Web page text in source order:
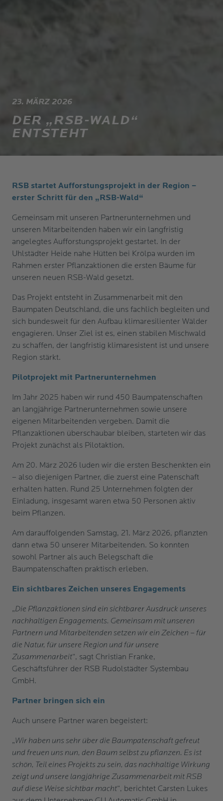
23. MÄRZ 2026
DER „RSB-WALD“
ENTSTEHT
RSB startet Aufforstungsprojekt in der Region –
erster Schritt für den „RSB-Wald“
Gemeinsam mit unseren Partnerunternehmen und
unseren Mitarbeitenden haben wir ein langfristig
angelegtes Aufforstungsprojekt gestartet. In der
Uhlstädter Heide nahe Hütten bei Krölpa wurden im
Rahmen erster Pflanzaktionen die ersten Bäume für
unseren neuen RSB-Wald gesetzt.
Das Projekt entsteht in Zusammenarbeit mit den
Baumpaten Deutschland, die uns fachlich begleiten und
sich bundesweit für den Aufbau klimaresilienter Wälder
engagieren. Unser Ziel ist es, einen stabilen Mischwald
zu schaffen, der langfristig klimaresistent ist und unsere
Region stärkt.
Pilotprojekt mit Partnerunternehmen
Im Jahr 2025 haben wir rund 450 Baumpatenschaften
an langjährige Partnerunternehmen sowie unsere
eigenen Mitarbeitenden vergeben. Damit die
Pflanzaktionen überschaubar bleiben, starteten wir das
Projekt zunächst als Pilotaktion.
Am 20. März 2026 luden wir die ersten Beschenkten ein
– also diejenigen Partner, die zuerst eine Patenschaft
erhalten hatten. Rund 25 Unternehmen folgten der
Einladung, insgesamt waren etwa 50 Personen aktiv
beim Pflanzen.
Am darauffolgenden Samstag, 21. März 2026, pflanzten
dann etwa 50 unserer Mitarbeitenden. So konnten
sowohl Partner als auch Belegschaft die
Baumpatenschaften praktisch erleben.
Ein sichtbares Zeichen unseres Engagements
„Die Pflanzaktionen sind ein sichtbarer Ausdruck unseres
nachhaltigen Engagements. Gemeinsam mit unseren
Partnern und Mitarbeitenden setzen wir ein Zeichen – für
die Natur, für unsere Region und für unsere
Zusammenarbeit“, sagt Christian Franke,
Geschäftsführer der RSB Rudolstädter Systembau
GmbH.
Partner bringen sich ein
Auch unsere Partner waren begeistert:
„Wir haben uns sehr über die Baumpatenschaft gefreut
und freuen uns nun, den Baum selbst zu pflanzen. Es ist
schön, Teil eines Projekts zu sein, das nachhaltige Wirkung
zeigt und unsere langjährige Zusammenarbeit mit RSB
auf diese Weise sichtbar macht“, berichtet Carsten Lukes